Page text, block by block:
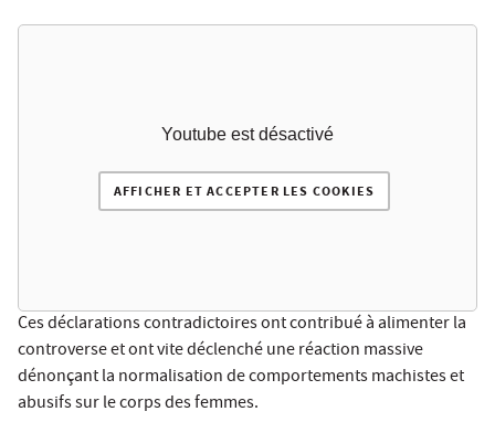
Youtube est désactivé
AFFICHER ET ACCEPTER LES COOKIES
Ces déclarations contradictoires ont contribué à alimenter la
controverse et ont vite déclenché une réaction massive
dénonçant la normalisation de comportements machistes et
abusifs sur le corps des femmes.